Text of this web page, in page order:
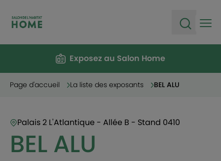
Exposez au Salon Home
Page d'accueil La liste des exposants BEL ALU
Palais 2 L'Atlantique - Allée B - Stand 0410
BEL ALU